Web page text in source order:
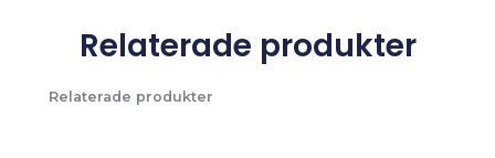
Relaterade produkter
Relaterade produkter